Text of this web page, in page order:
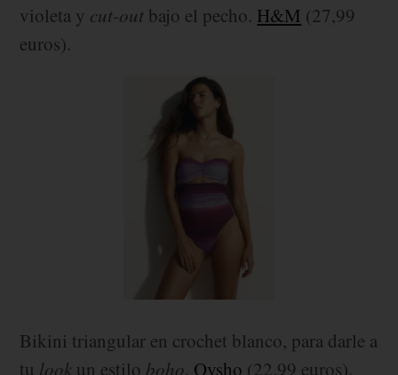
violeta y cut-out bajo el pecho. H&M (27,99
euros).
Bikini triangular en crochet blanco, para darle a
tu look un estilo boho. Oysho (22,99 euros).